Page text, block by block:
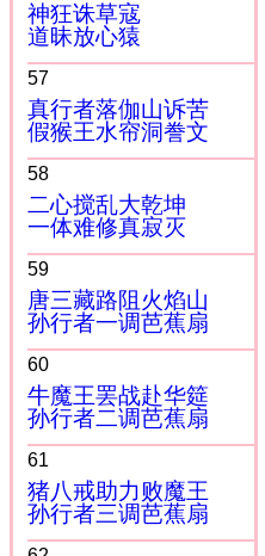
神狂诛草寇
道昧放心猿
57
真行者落伽山诉苦
假猴王水帘洞誊文
58
二心搅乱大乾坤
一体难修真寂灭
59
唐三藏路阻火焰山
孙行者一调芭蕉扇
60
牛魔王罢战赴华筵
孙行者二调芭蕉扇
61
猪八戒助力败魔王
孙行者三调芭蕉扇